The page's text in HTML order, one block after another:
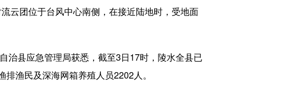
云团位于台风中心南侧，在接近陆地时，受地面
县应急管理局获悉，截至3日17时，陵水全县已
渔民及深海网箱养殖人员2202人。